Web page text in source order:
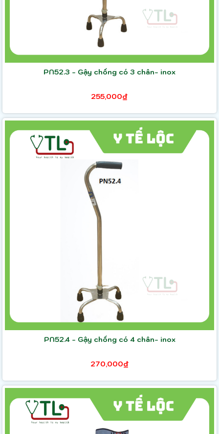
PN52.3 - Gậy chống có 3 chân- inox
255,000₫
PN52.4 - Gậy chống có 4 chân- inox
270,000₫